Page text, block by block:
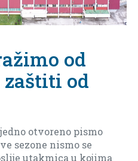
od
od
pismo
nismo se
u kojima
biti